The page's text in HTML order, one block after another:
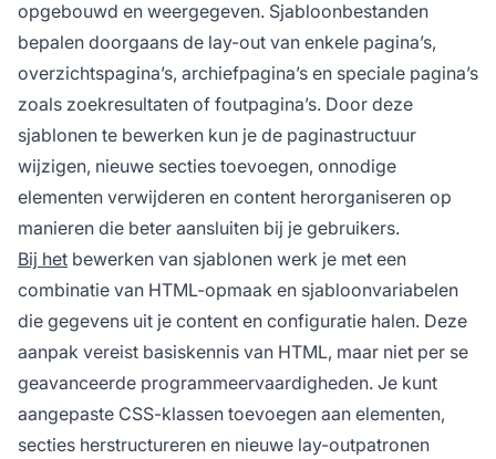
opgebouwd en weergegeven. Sjabloonbestanden
bepalen doorgaans de lay-out van enkele pagina’s,
overzichtspagina’s, archiefpagina’s en speciale pagina’s
zoals zoekresultaten of foutpagina’s. Door deze
sjablonen te bewerken kun je de paginastructuur
wijzigen, nieuwe secties toevoegen, onnodige
elementen verwijderen en content herorganiseren op
manieren die beter aansluiten bij je gebruikers.
Bij het bewerken van sjablonen werk je met een
combinatie van HTML-opmaak en sjabloonvariabelen
die gegevens uit je content en configuratie halen. Deze
aanpak vereist basiskennis van HTML, maar niet per se
geavanceerde programmeervaardigheden. Je kunt
aangepaste CSS-klassen toevoegen aan elementen,
secties herstructureren en nieuwe lay-outpatronen